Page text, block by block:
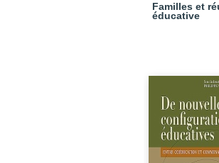
Familles et
éducative